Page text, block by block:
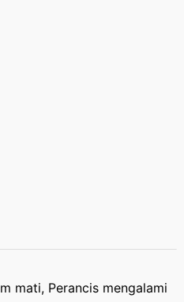
mati, Perancis mengalami